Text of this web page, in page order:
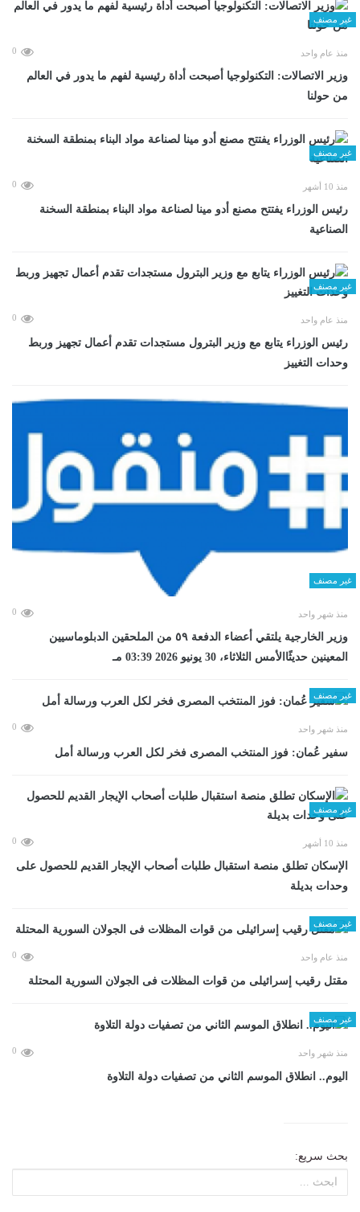
غير مصنف
منذ عام واحد 0
وزير الاتصالات: التكنولوجيا أصبحت أداة رئيسية لفهم ما يدور في العالم
من حولنا
غير مصنف
منذ 10 أشهر 0
رئيس الوزراء يفتتح مصنع أدو مينا لصناعة مواد البناء بمنطقة السخنة
الصناعية
غير مصنف
منذ عام واحد 0
رئيس الوزراء يتابع مع وزير البترول مستجدات تقدم أعمال تجهيز وربط
وحدات التغييز
غير مصنف
منذ شهر واحد 0
وزير الخارجية يلتقي أعضاء الدفعة ٥٩ من الملحقين الدبلوماسيين
المعينين حديثًاالأمس الثلاثاء، 30 يونيو 2026 03:39 مـ
غير مصنف
منذ شهر واحد 0
سفير عُمان: فوز المنتخب المصرى فخر لكل العرب ورسالة أمل
غير مصنف
منذ 10 أشهر 0
الإسكان تطلق منصة استقبال طلبات أصحاب الإيجار القديم للحصول على
وحدات بديلة
غير مصنف
منذ عام واحد 0
مقتل رقيب إسرائيلى من قوات المظلات فى الجولان السورية المحتلة
غير مصنف
منذ شهر واحد 0
اليوم.. انطلاق الموسم الثاني من تصفيات دولة التلاوة
بحث سريع: